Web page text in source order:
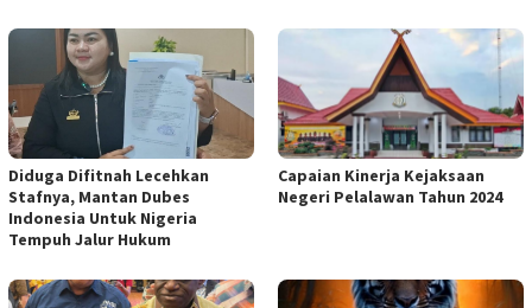
Diduga Difitnah Lecehkan
Stafnya, Mantan Dubes
Indonesia Untuk Nigeria
Tempuh Jalur Hukum
Capaian Kinerja Kejaksaan
Negeri Pelalawan Tahun 2024